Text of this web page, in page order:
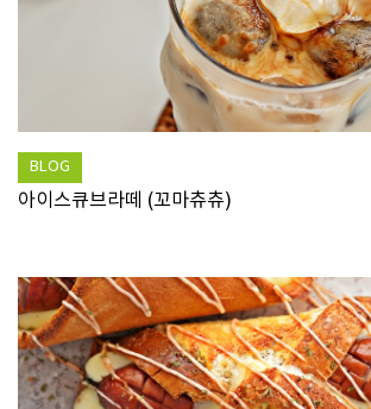
BLOG
아이스큐브라떼 (꼬마츄츄)